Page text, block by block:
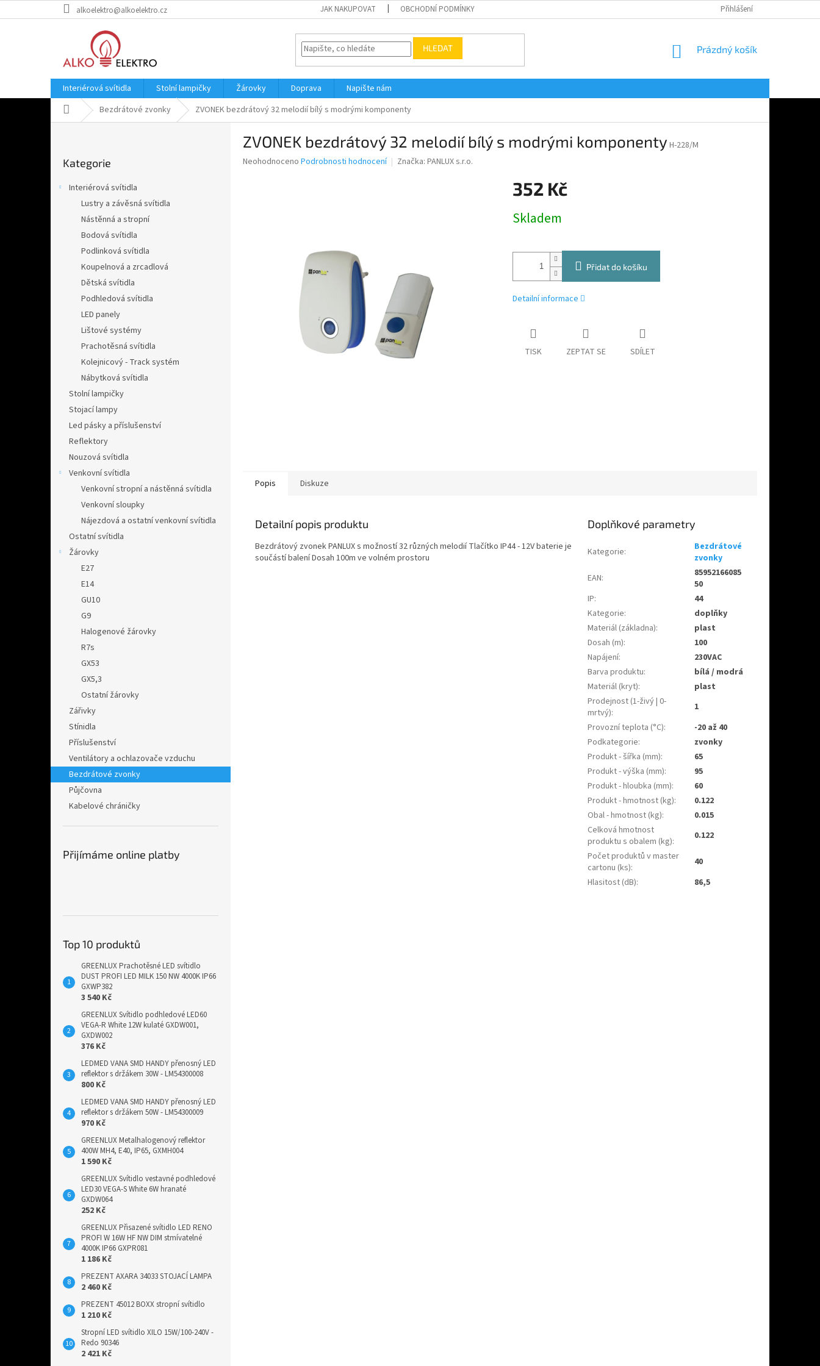
na
alkoelektro@alkoelektro.cz JAK NAKUPOVAT OBCHODNÍ PODMÍNKY Přihlášení
HLEDAT
NÁKUPNÍ
Prázdný košík
Interiérová svítidla Stolní lampičky Žárovky Doprava
Napište nám
Domů Bezdrátové zvonky ZVONEK bezdrátový 32 melodií bílý s modrými komponenty
kategorie
Kategorie
Interiérová svítidla
Lustry a závěsná svítidla
Nástěnná a stropní
Bodová svítidla
Podlinková svítidla
Koupelnová a zrcadlová
Dětská svítidla
Podhledová svítidla
LED panely
Lištové systémy
Prachotěsná svítidla
Kolejnicový - Track systém
Nábytková svítidla
Stolní lampičky
Stojací lampy
Led pásky a příslušenství
Reflektory
Nouzová svítidla
Venkovní svítidla
Venkovní stropní a nástěnná svítidla
Venkovní sloupky
Nájezdová a ostatní venkovní svítidla
Ostatní svítidla
Žárovky
E27
E14
GU10
G9
Halogenové žárovky
R7s
GX53
GX5,3
Ostatní žárovky
Zářivky
Stínidla
Příslušenství
Ventilátory a ochlazovače vzduchu
Bezdrátové zvonky
Půjčovna
Kabelové chráničky
Přijímáme online platby
Top 10 produktů
GREENLUX Prachotěsné LED svítidlo
DUST PROFI LED MILK 150 NW 4000K IP66
GXWP382
3 540 Kč
GREENLUX Svítidlo podhledové LED60
VEGA-R White 12W kulaté GXDW001,
GXDW002
376 Kč
LEDMED VANA SMD HANDY přenosný LED
reflektor s držákem 30W - LM54300008
800 Kč
LEDMED VANA SMD HANDY přenosný LED
reflektor s držákem 50W - LM54300009
970 Kč
GREENLUX Metalhalogenový reflektor
400W MH4, E40, IP65, GXMH004
1 590 Kč
GREENLUX Svítidlo vestavné podhledové
LED30 VEGA-S White 6W hranaté
GXDW064
252 Kč
GREENLUX Přisazené svítidlo LED RENO
PROFI W 16W HF NW DIM stmívatelné
4000K IP66 GXPR081
1 186 Kč
PREZENT AXARA 34033 STOJACÍ LAMPA
2 460 Kč
PREZENT 45012 BOXX stropní svítidlo
1 210 Kč
Stropní LED svítidlo XILO 15W/100-240V -
Redo 90346
2 421 Kč
ZVONEK bezdrátový 32 melodií bílý s modrými komponenty H-228/M
Průměrné
Neohodnoceno Podrobnosti hodnocení Značka: PANLUX s.r.o.
352 Kč
cena:
Skladem
Přidat do košíku
Detailní informace
TISK ZEPTAT SE SDÍLET
Popis Diskuze
Detailní popis produktu
Bezdrátový zvonek PANLUX s možností 32 různých melodií Tlačítko IP44 - 12V baterie je
součástí balení Dosah 100m ve volném prostoru
Doplňkové parametry
Kategorie:
Bezdrátové
zvonky
EAN:
85952166085
50
IP:
44
Kategorie:
doplňky
Materiál (základna):
plast
Dosah (m):
100
Napájení:
230VAC
Barva produktu:
bílá / modrá
Materiál (kryt):
plast
Prodejnost (1-živý | 0-
mrtvý):
1
Provozní teplota (°C):
-20 až 40
Podkategorie:
zvonky
Produkt - šířka (mm):
65
Produkt - výška (mm):
95
Produkt - hloubka (mm):
60
Produkt - hmotnost (kg):
0.122
Obal - hmotnost (kg):
0.015
Celková hmotnost
produktu s obalem (kg):
0.122
Počet produktů v master
cartonu (ks):
40
Hlasitost (dB): 86,5